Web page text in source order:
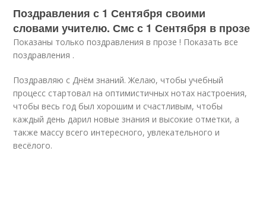
Поздравления с 1 Сентября своими
словами учителю. Смс с 1 Сентября в прозе
Показаны только поздравления в прозе ! Показать все
поздравления .
Поздравляю с Днём знаний. Желаю, чтобы учебный
процесс стартовал на оптимистичных нотах настроения,
чтобы весь год был хорошим и счастливым, чтобы
каждый день дарил новые знания и высокие отметки, а
также массу всего интересного, увлекательного и
весёлого.